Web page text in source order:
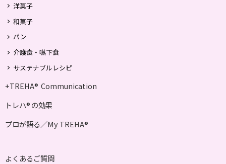
（https://group.nagase.com/viita/privacy/
覧ください。
7.メールアドレス・パスワードの管理
ードを適切に管理し、これを使用するご自身又は
第三者の行為について全ての責任を負います。
ウェブ会員が本規約に違反し、又は違反する恐れ
洋菓子
和菓子
パン
介護食・嚥下食
サステナブルレシピ
+TREHA® Communication
トレハ® の効果
プロが語る／My TREHA®
よくあるご質問